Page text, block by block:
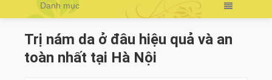
Danh mục
Trị nám da ở đâu hiệu quả và an
toàn nhất tại Hà Nội